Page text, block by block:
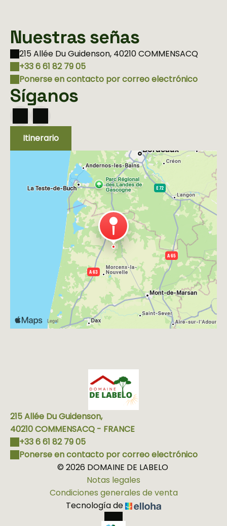
Nuestras señas
215 Allée Du Guidenson, 40210 COMMENSACQ
+33 6 61 82 79 05
Ponerse en contacto por correo electrónico
Síganos
Itinerario
215 Allée Du Guidenson,
40210 COMMENSACQ - FRANCE
+33 6 61 82 79 05
Ponerse en contacto por correo electrónico
© 2026 DOMAINE DE LABELO
Notas legales
Condiciones generales de venta
Tecnología de